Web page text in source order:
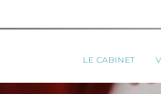
Principal
LE CABINET